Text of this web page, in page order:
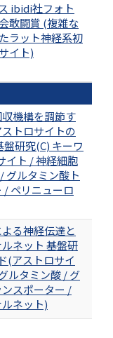
ibidi社フォト
敢闘賞 (複雑な
ラット神経系初
イト)
機構を調節す
トロサイトの
研究(C) キーワ
イト / 神経細胞
グルタミン酸ト
/ ペリニューロ
る神経伝達と
ネット 基盤研
(アストロサイ
ルタミン酸 / グ
スポーター /
ネット)